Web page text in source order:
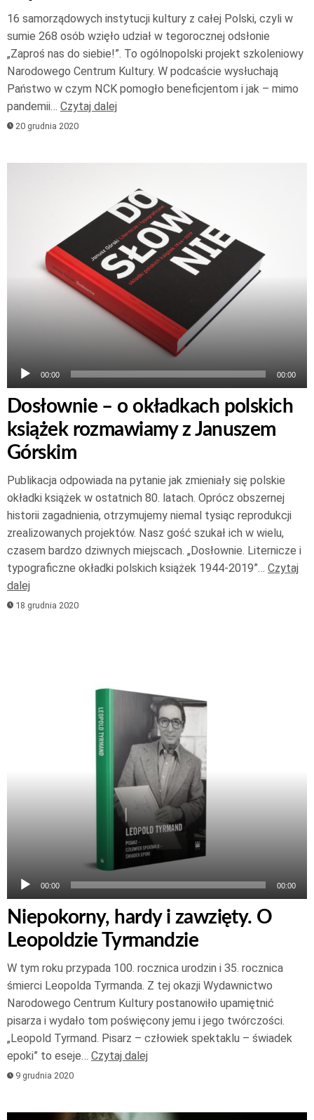
16 samorządowych instytucji kultury z całej Polski, czyli w
sumie 268 osób wzięło udział w tegorocznej odsłonie
„Zaproś nas do siebie!”. To ogólnopolski projekt szkoleniowy
Narodowego Centrum Kultury. W podcaście wysłuchają
Państwo w czym NCK pomogło beneficjentom i jak – mimo
pandemii… Czytaj dalej
20 grudnia 2020
00:00 00:00
Dosłownie – o okładkach polskich
książek rozmawiamy z Januszem
Górskim
Publikacja odpowiada na pytanie jak zmieniały się polskie
okładki książek w ostatnich 80. latach. Oprócz obszernej
historii zagadnienia, otrzymujemy niemal tysiąc reprodukcji
zrealizowanych projektów. Nasz gość szukał ich w wielu,
czasem bardzo dziwnych miejscach. „Dosłownie. Liternicze i
typograficzne okładki polskich książek 1944-2019”… Czytaj
dalej
18 grudnia 2020
00:00 00:00
Niepokorny, hardy i zawzięty. O
Leopoldzie Tyrmandzie
W tym roku przypada 100. rocznica urodzin i 35. rocznica
śmierci Leopolda Tyrmanda. Z tej okazji Wydawnictwo
Narodowego Centrum Kultury postanowiło upamiętnić
pisarza i wydało tom poświęcony jemu i jego twórczości.
„Leopold Tyrmand. Pisarz – człowiek spektaklu – świadek
epoki” to eseje… Czytaj dalej
9 grudnia 2020